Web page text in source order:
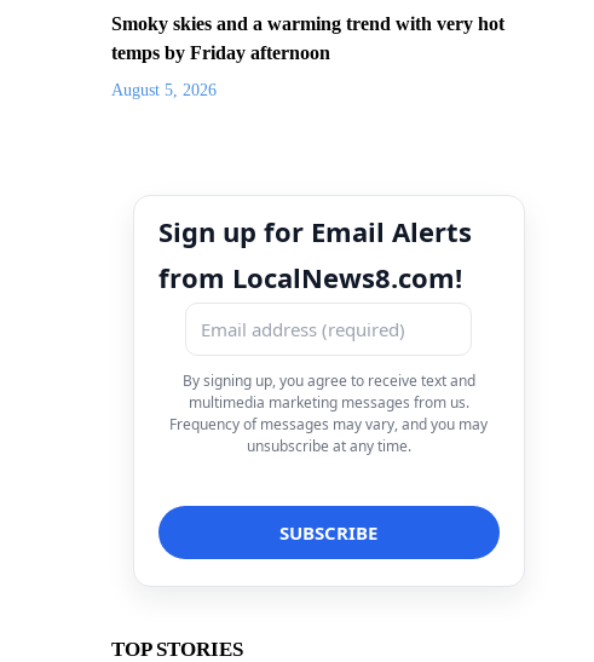
Smoky skies and a warming trend with very hot
temps by Friday afternoon
August 5, 2026
Sign up for Email Alerts
from LocalNews8.com!
By signing up, you agree to receive text and
multimedia marketing messages from us.
Frequency of messages may vary, and you may
unsubscribe at any time.
TOP STORIES